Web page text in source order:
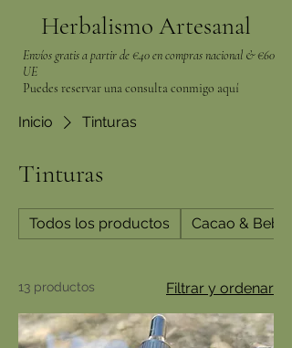
Herbalismo Artesanal
Envíos gratis a partir de €40 en compras nacional & €60
UE
Puedes reservar una consulta conmigo aquí
Inicio Tinturas
Tinturas
Todos los productos Cacao &
13 productos Filtrar y ordenar